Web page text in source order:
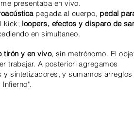
presentaba en vivo.
pegada al cuerpo, pedal
kick; loopers, efectos y disparo de
en simultaneo.
tirón y en vivo, sin metrónomo. El
trabajar. A posteriori agregamos
sintetizadores, y sumamos arreglos